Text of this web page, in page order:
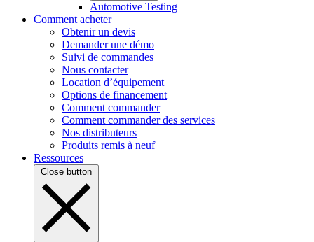
Automotive Testing
Comment acheter
Obtenir un devis
Demander une démo
Suivi de commandes
Nous contacter
Location d’équipement
Options de financement
Comment commander
Comment commander des services
Nos distributeurs
Produits remis à neuf
Ressources
Close button